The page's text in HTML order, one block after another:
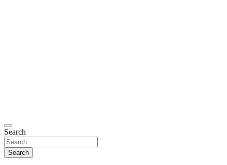
Search
Search